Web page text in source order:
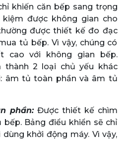
khiến căn bếp sang trọng
được không gian cho
được thiết kế đo đạc
tủ bếp. Vì vậy, chúng có
cao với không gian bếp.
thành 2 loại chủ yếu khác
âm tủ toàn phần và âm tủ
phần:Được thiết kế chìm
Bảng điểu khiển sẽ chỉ
khởi động máy. Vì vậy,